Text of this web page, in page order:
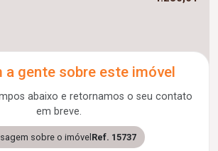
a gente sobre este imóvel
abaixo e retornamos o seu contato
em breve.
sobre o imóvelRef. 15737